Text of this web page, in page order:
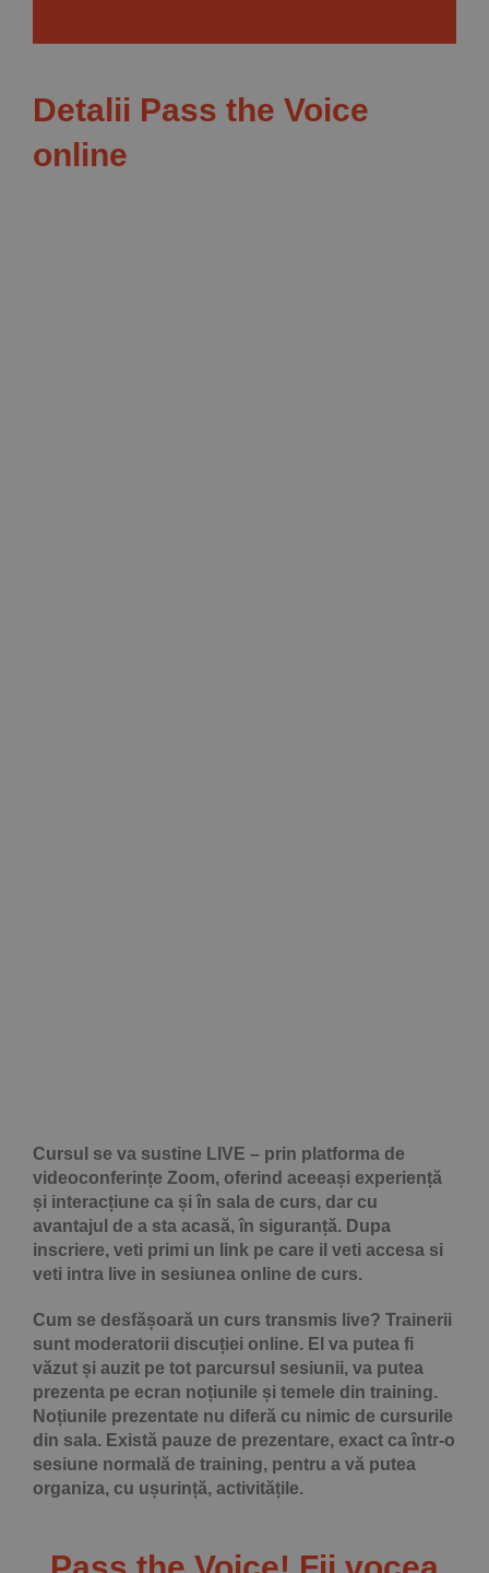
Detalii Pass the Voice
online
Cursul se va sustine LIVE – prin platforma de
videoconferințe Zoom, oferind aceeași experiență
și interacțiune ca și în sala de curs, dar cu
avantajul de a sta acasă, în siguranță. Dupa
inscriere, veti primi un link pe care il veti accesa si
veti intra live in sesiunea online de curs.
Cum se desfășoară un curs transmis live? Trainerii
sunt moderatorii discuției online. El va putea fi
văzut și auzit pe tot parcursul sesiunii, va putea
prezenta pe ecran noțiunile și temele din training.
Noțiunile prezentate nu diferă cu nimic de cursurile
din sala. Există pauze de prezentare, exact ca într-o
sesiune normală de training, pentru a vă putea
organiza, cu ușurință, activitățile.